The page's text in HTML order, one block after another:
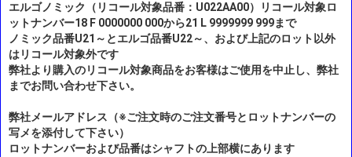
エルゴノミック（リコール対象品番：U022AA00）リコール対象ロ
ットナンバー18 F 0000000 000から21 L 9999999 999まで
ノミック品番U21～とエルゴ品番U22～、および上記のロット以外
はリコール対象外です
弊社より購入のリコール対象商品をお客様はご使用を中止し、弊社
までお問い合わせ下さい。
弊社メールアドレス（※ご注文時のご注文番号とロットナンバーの
写メを添付して下さい）
ロットナンバーおよび品番はシャフトの上部横にあります